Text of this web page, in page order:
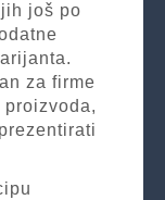
još po
za firme